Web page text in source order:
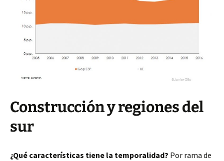
Construcción y regiones del
sur
¿Qué características tiene la temporalidad? Por rama de